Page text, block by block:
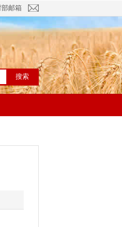
邮箱
搜索